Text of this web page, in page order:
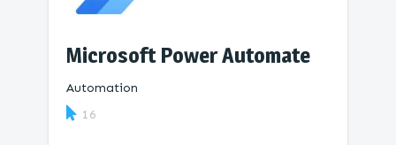
Microsoft Power Automate
Automation
16